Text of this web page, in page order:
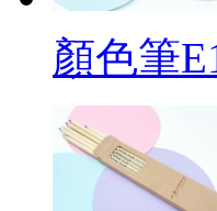
顏色筆